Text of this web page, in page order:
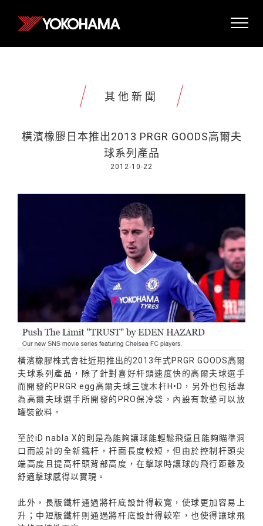
其他新聞
橫濱橡膠日本推出2013 PRGR GOODS高爾夫
球系列產品
2012-10-22
橫濱橡膠株式會社近期推出的2013年式PRGR GOODS高爾
夫球系列產品，除了針對喜好杆頭速度快的高爾夫球選手
而開發的PRGR egg高爾夫球三號木杆H•D，另外也包括專
為高爾夫球選手所開發的PRO保冷袋，內設有軟墊可以放
罐裝飲料。
至於iD nabla X的則是為能夠讓球能輕鬆飛遠且能夠瞄準洞
口而設計的全新鐵杆，杆面長度較短，但由於控制杆頭尖
端高度且提高杆頭背部高度，在擊球時讓球的飛行距離及
舒適擊球感得以實現。
此外，長版鐵杆通過將杆底設計得較寬，使球更加容易上
升；中短版鐵杆則通過將杆底設計得較窄，也使得讓球飛